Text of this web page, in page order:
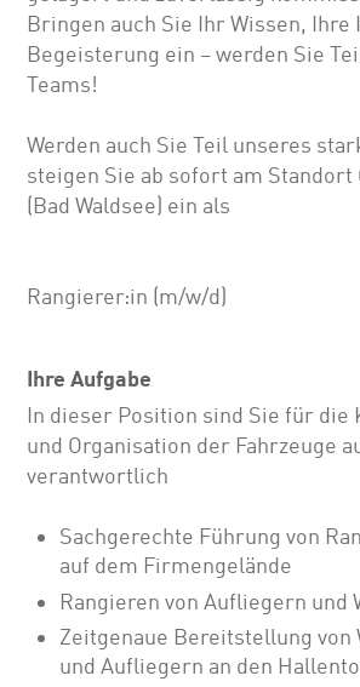
Bringen auch Sie Ihr Wissen, Ihre
Begeisterung ein – werden Sie
Teams!
Werden auch Sie Teil unseres
steigen Sie ab sofort am Standort
(Bad Waldsee) ein als
Rangierer:in (m/w/d)
Ihre Aufgabe
In dieser Position sind Sie für die
und Organisation der Fahrzeuge
verantwortlich
Sachgerechte Führung von
auf dem Firmengelände
Rangieren von Aufliegern und
Zeitgenaue Bereitstellung von
und Aufliegern an den